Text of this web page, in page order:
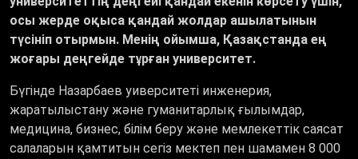
осы жерде оқыса қандай жолдар ашылатынын
түсініп отырмын. Менің ойымша, Қазақстанда ең
жоғары деңгейде тұрған университет.
Бүгінде Назарбаев уиверситеті инженерия,
жаратылыстану және гуманитарлық ғылымдар,
медицина, бизнес, білім беру және мемлекеттік саясат
салаларын қамтитын сегіз мектеп пен шамамен 8 000